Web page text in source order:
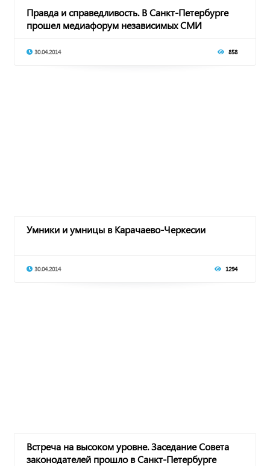
Правда и справедливость. В Санкт-Петербурге
прошел медиафорум независимых СМИ
30.04.2014 858
Умники и умницы в Карачаево-Черкесии
30.04.2014 1294
Встреча на высоком уровне. Заседание Совета
законодателей прошло в Санкт-Петербурге